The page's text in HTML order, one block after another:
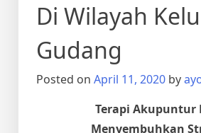
Di Wilayah
Gudang
Posted on April 11, 2020 by
Terapi Akupuntur
Menyembuhkan